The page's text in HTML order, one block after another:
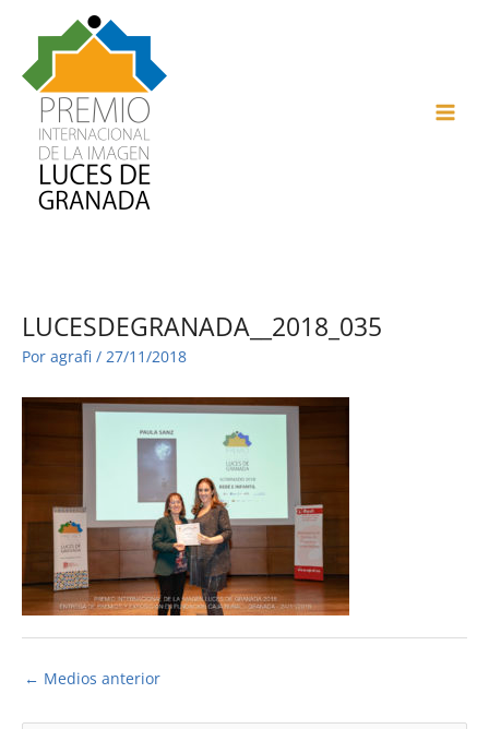
contenido
LUCESDEGRANADA__2018_035
Por agrafi / 27/11/2018
← Medios anterior